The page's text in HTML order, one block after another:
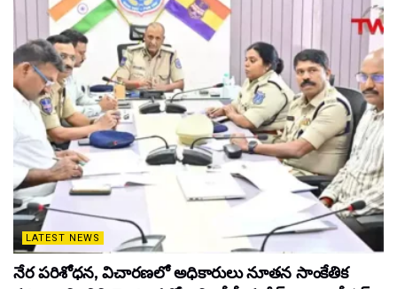
LATEST NEWS
నేర పరిశోధన, విచారణలో అధికారులు నూతన సాంకేతిక